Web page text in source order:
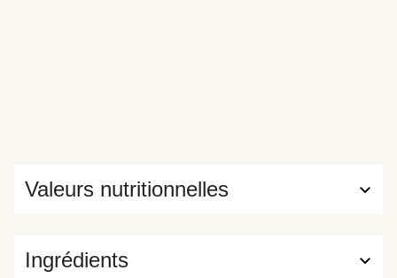
Ingrédients
Valeurs nutritionnelles